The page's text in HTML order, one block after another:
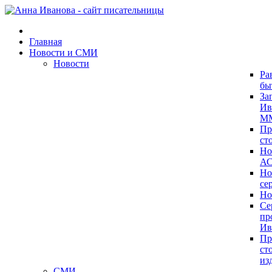
Главная
Новости и СМИ
Новости